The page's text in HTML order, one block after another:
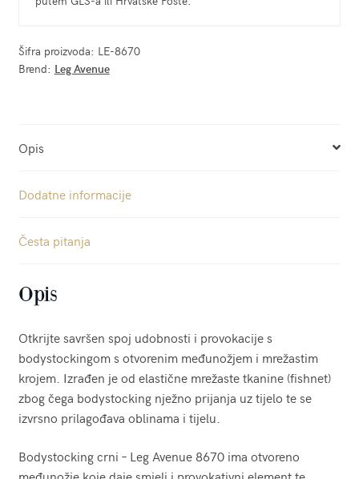
Šifra proizvoda: LE-8670
Brend: Leg Avenue
Opis
Dodatne informacije
Česta pitanja
Opis
Otkrijte savršen spoj udobnosti i provokacije s
bodystockingom s otvorenim međunožjem i mrežastim
krojem. Izrađen je od elastične mrežaste tkanine (fishnet)
zbog čega bodystocking nježno prijanja uz tijelo te se
izvrsno prilagođava oblinama i tijelu.
Bodystocking crni – Leg Avenue 8670 ima otvoreno